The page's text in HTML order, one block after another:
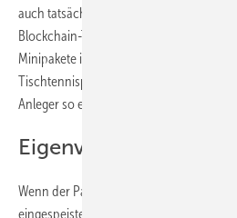
auch tatsächlich umzusetzen, werden die
Blockchain-Technologie transparent
Minipakete in der Größe entweder eines
Tischtennisplatte aufgeteilt. Je nach
Anleger so einen entsprechenden Anteil
Eigenverbrauch ohne
Wenn der Park fertig ist, wird der
eingespeiste Strom aus jedem Anteil